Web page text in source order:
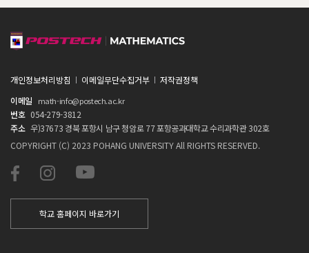
개인정보처리방침 이메일무단수집거부
저작권정책
이메일
math-info@postech.ac.kr
번호 054-279-3812
주소 우)37673 경북 포항시 남구 청암로 77 포항공과대학교 수리과학관 302호
COPYRIGHT (C) 2023 POHANG UNIVERSITY All RIGHTS RESERVED.
학교 홈페이지 바로가기